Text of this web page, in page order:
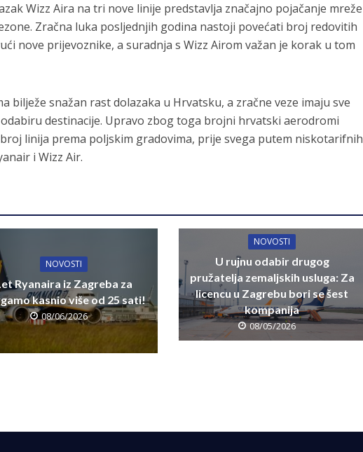
Wizz Aira na tri nove linije predstavlja značajno pojačanje mreže
Zračna luka posljednjih godina nastoji povećati broj redovitih
nove prijevoznike, a suradnja s Wizz Airom važan je korak u tom
bilježe snažan rast dolazaka u Hrvatsku, a zračne veze imaju sve
destinacije. Upravo zbog toga brojni hrvatski aerodromi
linija prema poljskim gradovima, prije svega putem niskotarifnih
i Wizz Air.
NOVOSTI
Ryanaira iz Zagreba za
kasnio više od 25 sati!
08/06/2026
NOVOSTI
U rujnu odabir drugog
pružatelja zemaljskih usluga: Za
licencu u Zagrebu bori se šest
kompanija
08/05/2026